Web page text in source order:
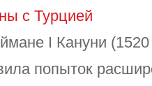
с Турцией
I Кануни
попыток